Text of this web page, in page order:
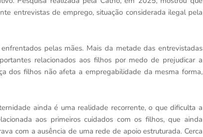
entrevistas de emprego, situação considerada ilegal pela
pelas mães. Mais da metade das entrevistadas
relacionados aos filhos por medo de prejudicar a
dos filhos não afeta a empregabilidade da mesma forma,
ainda é uma realidade recorrente, o que dificulta a
aos primeiros cuidados com os filhos, que ainda
com a ausência de uma rede de apoio estruturada. Cerca